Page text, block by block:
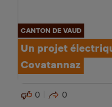
CANTON DE VAUD
Un projet
Covatannaz
0 0